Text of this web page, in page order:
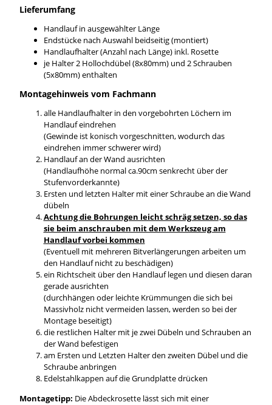
Lieferumfang
Handlauf in ausgewählter Länge
Endstücke nach Auswahl beidseitig (montiert)
Handlaufhalter (Anzahl nach Länge) inkl. Rosette
je Halter 2 Hollochdübel (8x80mm) und 2 Schrauben
(5x80mm) enthalten
Montagehinweis vom Fachmann
alle Handlaufhalter in den vorgebohrten Löchern im
Handlauf eindrehen
(Gewinde ist konisch vorgeschnitten, wodurch das
eindrehen immer schwerer wird)
Handlauf an der Wand ausrichten
(Handlaufhöhe normal ca.90cm senkrecht über der
Stufenvorderkannte)
Ersten und letzten Halter mit einer Schraube an die Wand
dübeln
Achtung die Bohrungen leicht schräg setzen, so das
sie beim anschrauben mit dem Werkszeug am
Handlauf vorbei kommen
(Eventuell mit mehreren Bitverlängerungen arbeiten um
den Handlauf nicht zu beschädigen)
ein Richtscheit über den Handlauf legen und diesen daran
gerade ausrichten
(durchhängen oder leichte Krümmungen die sich bei
Massivholz nicht vermeiden lassen, werden so bei der
Montage beseitigt)
die restlichen Halter mit je zwei Dübeln und Schrauben an
der Wand befestigen
am Ersten und Letzten Halter den zweiten Dübel und die
Schraube anbringen
Edelstahlkappen auf die Grundplatte drücken
Montagetipp: Die Abdeckrosette lässt sich mit einer